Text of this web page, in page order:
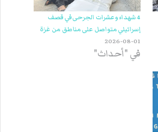
4 شهداء وعشرات الجرحى في قصف
إسرائيلي متواصل على مناطق من غزة
2026-08-01
في "أحداث"